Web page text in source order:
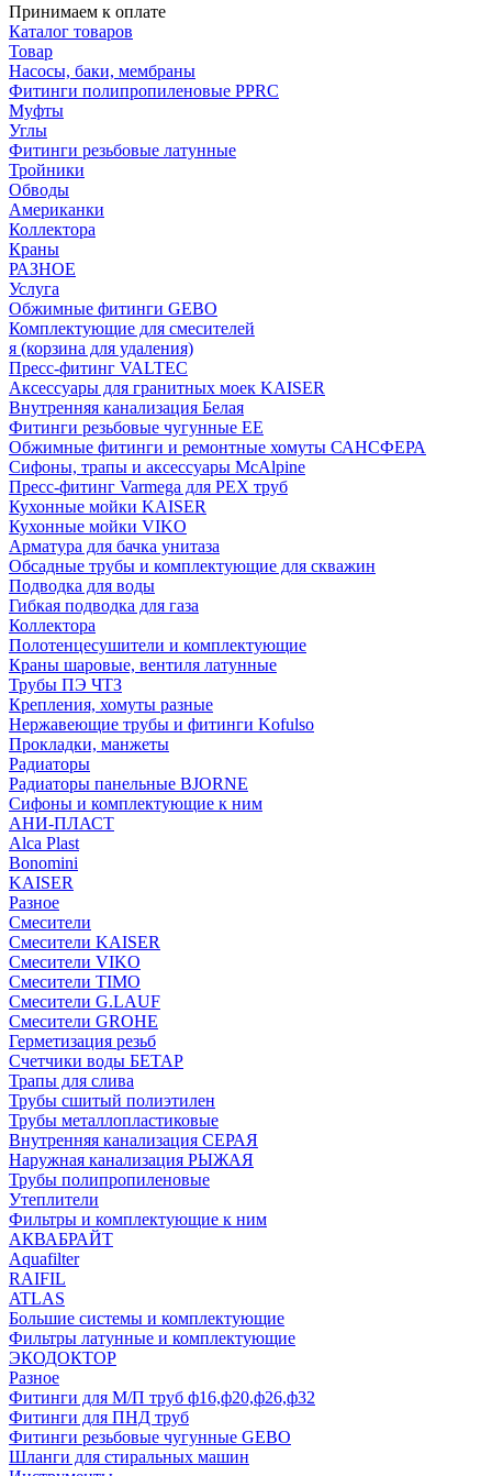
Принимаем к оплате
Каталог товаров
Товар
Насосы, баки, мембраны
Фитинги полипропиленовые PPRC
Муфты
Углы
Фитинги резьбовые латунные
Тройники
Обводы
Американки
Коллектора
Краны
РАЗНОЕ
Услуга
Обжимные фитинги GEBO
Комплектующие для смесителей
я (корзина для удаления)
Пресс-фитинг VALTEC
Аксессуары для гранитных моек KAISER
Внутренняя канализация Белая
Фитинги резьбовые чугунные EE
Обжимные фитинги и ремонтные хомуты САНСФЕРА
Сифоны, трапы и аксессуары McAlpine
Пресс-фитинг Varmega для PEX труб
Кухонные мойки KAISER
Кухонные мойки VIKO
Арматура для бачка унитаза
Обсадные трубы и комплектующие для скважин
Подводка для воды
Гибкая подводка для газа
Коллектора
Полотенцесушители и комплектующие
Краны шаровые, вентиля латунные
Трубы ПЭ ЧТЗ
Крепления, хомуты разные
Нержавеющие трубы и фитинги Kofulso
Прокладки, манжеты
Радиаторы
Радиаторы панельные BJORNE
Сифоны и комплектующие к ним
АНИ-ПЛАСТ
Alca Plast
Bonomini
KAISER
Разное
Смесители
Смесители KAISER
Смесители VIKO
Смесители TIMO
Смесители G.LAUF
Смесители GROHE
Герметизация резьб
Счетчики воды БЕТАР
Трапы для слива
Трубы сшитый полиэтилен
Трубы металлопластиковые
Внутренняя канализация СЕРАЯ
Наружная канализация РЫЖАЯ
Трубы полипропиленовые
Утеплители
Фильтры и комплектующие к ним
АКВАБРАЙТ
Aquafilter
RAIFIL
ATLAS
Большие системы и комплектующие
Фильтры латунные и комплектующие
ЭКОДОКТОР
Разное
Фитинги для М/П труб ф16,ф20,ф26,ф32
Фитинги для ПНД труб
Фитинги резьбовые чугунные GEBO
Шланги для стиральных машин